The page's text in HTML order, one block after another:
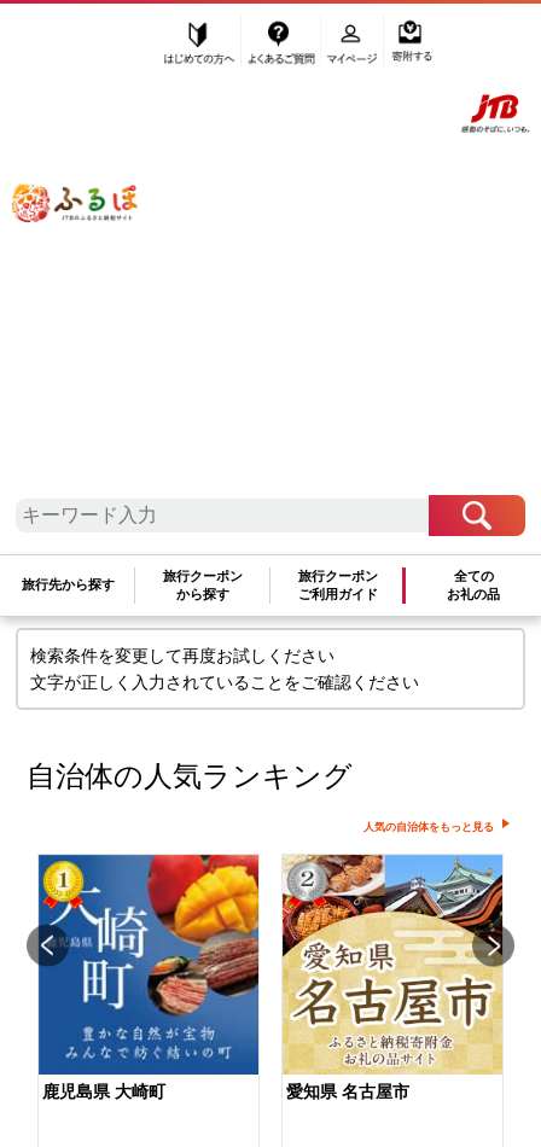
ふるぽ JTBのふるさと納税サイト
旅行先から探す
旅行クーポン
から探す
旅行クーポン
ご利用ガイド
全ての
お礼の品
検索条件に一致するお礼の品はありま
せん
検索条件を変更して再度お試しください
文字が正しく入力されていることをご確認ください
自治体の人気ランキング
人気の自治体をもっと見る
鹿児島県 大崎町 愛知県 名古屋市